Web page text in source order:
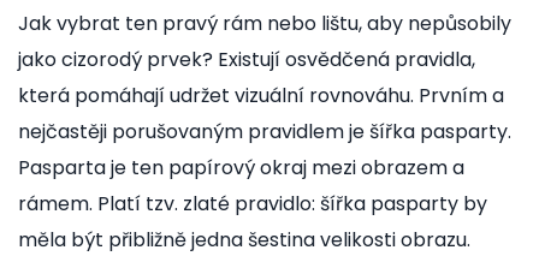
Jak vybrat ten pravý rám nebo lištu, aby nepůsobily
jako cizorodý prvek? Existují osvědčená pravidla,
která pomáhají udržet vizuální rovnováhu. Prvním a
nejčastěji porušovaným pravidlem je šířka pasparty.
Pasparta je ten papírový okraj mezi obrazem a
rámem. Platí tzv. zlaté pravidlo: šířka pasparty by
měla být přibližně jedna šestina velikosti obrazu.